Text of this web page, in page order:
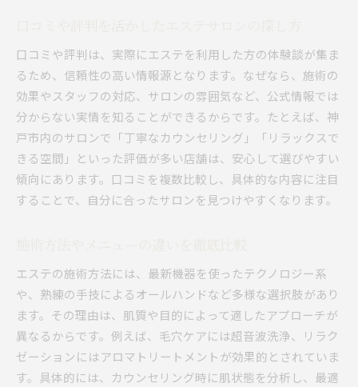
口コミや評判は、実際にエステを利用した方の体験談が集ま
るため、信頼性の高い情報源となります。なぜなら、施術の
効果やスタッフの対応、サロンの雰囲気など、公式情報では
分からない実情を知ることができるからです。たとえば、神
戸市内のサロンで「丁寧なカウンセリング」「リラックスで
きる空間」といった評価が多い店舗は、安心して選びやすい
傾向にあります。口コミを複数比較し、具体的な内容に注目
することで、自分に合ったサロンを見つけやすくなります。
エステの施術方法には、最新機器を使ったテクノロジー系
や、熟練の手技によるオールハンドなど多様な選択肢があり
ます。その理由は、肌質や目的によって適したアプローチが
異なるからです。例えば、毛穴ケアには超音波洗浄、リラク
ゼーションにはアロマトリートメントが効果的とされていま
す。具体的には、カウンセリング時に肌状態を分析し、最適